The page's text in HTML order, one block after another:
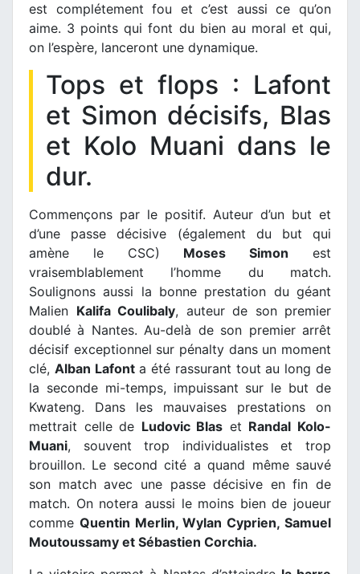
est complétement fou et c’est aussi ce qu’on
aime. 3 points qui font du bien au moral et qui,
on l’espère, lanceront une dynamique.
Tops et flops : Lafont
et Simon décisifs, Blas
et Kolo Muani dans le
dur.
Commençons par le positif. Auteur d’un but et
d’une passe décisive (également du but qui
amène le CSC) Moses Simon est
vraisemblablement l’homme du match.
Soulignons aussi la bonne prestation du géant
Malien Kalifa Coulibaly, auteur de son premier
doublé à Nantes. Au-delà de son premier arrêt
décisif exceptionnel sur pénalty dans un moment
clé, Alban Lafonta été rassurant tout au long de
la seconde mi-temps, impuissant sur le but de
Kwateng. Dans les mauvaises prestations on
mettrait celle de Ludovic Blas et Randal Kolo-
Muani, souvent trop individualistes et trop
brouillon. Le second cité a quand même sauvé
son match avec une passe décisive en fin de
match. On notera aussi le moins bien de joueur
comme Quentin Merlin, Wylan Cyprien, Samuel
Moutoussamy et Sébastien Corchia.